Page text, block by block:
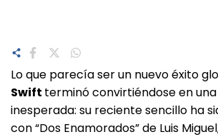
Lo que parecía ser un nuevo éxito
Swift terminó convirtiéndose en
inesperada: su reciente sencillo ha
con “Dos Enamorados” de Luis